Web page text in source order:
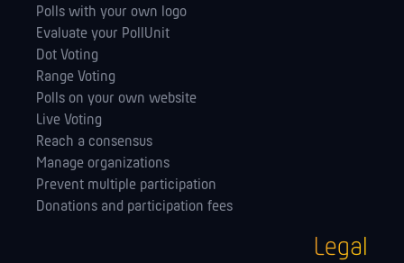
Polls with your own logo
Evaluate your PollUnit
Dot Voting
Range Voting
Polls on your own website
Live Voting
Reach a consensus
Manage orga­nizations
Prevent multiple participation
Donations and participation fees
Legal